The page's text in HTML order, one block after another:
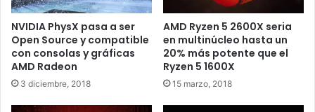
The Register ha preguntado directamente a Intel, quien ha
informado que están trabajando en actualizaciones de
software. Concretamente trabajan en parches de software
para el silicio como para la DRAM para mitigar la
posibilidad de estos ataques. Se busca ofrecer la mayor
seguridad posible contra un posible ataque Rowhammer.
NVIDIA PhysX pasa a ser
Open Source y compatible
con consolas y gráficas
AMD Radeon
3 diciembre, 2018
AMD Ryzen 5 2600X seria
en multinúcleo hasta un
20% más potente que el
Ryzen 5 1600X
15 marzo, 2018